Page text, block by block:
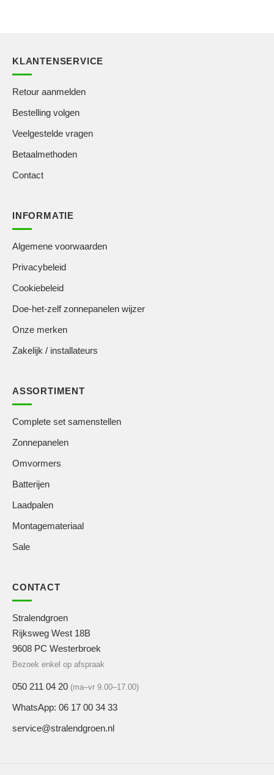
KLANTENSERVICE
Retour aanmelden
Bestelling volgen
Veelgestelde vragen
Betaalmethoden
Contact
INFORMATIE
Algemene voorwaarden
Privacybeleid
Cookiebeleid
Doe-het-zelf zonnepanelen wijzer
Onze merken
Zakelijk / installateurs
ASSORTIMENT
Complete set samenstellen
Zonnepanelen
Omvormers
Batterijen
Laadpalen
Montagemateriaal
Sale
CONTACT
Stralendgroen
Rijksweg West 18B
9608 PC Westerbroek
Bezoek enkel op afspraak
050 211 04 20 (ma–vr 9.00–17.00)
WhatsApp: 06 17 00 34 33
service@stralendgroen.nl